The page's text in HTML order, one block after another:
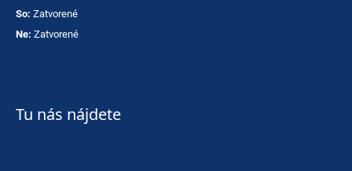
So: Zatvorené
Ne: Zatvorené
Tu nás nájdete